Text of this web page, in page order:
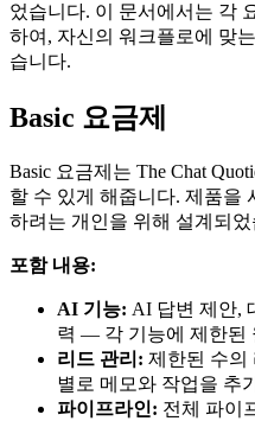
었습니다. 이 문서에서는 각
하여, 자신의 워크플로에 맞
습니다.
Basic 요금제
Basic 요금제는 The Chat
할 수 있게 해줍니다. 제품을
하려는 개인을 위해 설계되었
포함 내용:
AI 기능: AI 답변 제안,
력 — 각 기능에 제한된
리드 관리: 제한된 수의
별로 메모와 작업을 추
파이프라인: 전체 파이